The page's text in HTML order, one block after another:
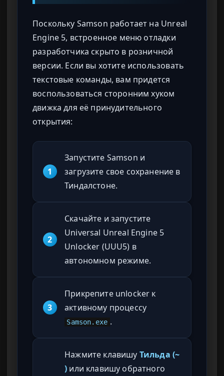
Поскольку Samson работает на Unreal
Engine 5, встроенное меню отладки
разработчика скрыто в розничной
версии. Если вы хотите использовать
текстовые команды, вам придется
воспользоваться сторонним хуком
движка для её принудительного
открытия:
1
Запустите Samson и
загрузите свое сохранение в
Тиндалстоне.
2
Скачайте и запустите
Universal Unreal Engine 5
Unlocker (UUU5) в
автономном режиме.
3
Прикрепите unlocker к
активному процессу
Samson.exe .
Нажмите клавишу Тильда (~
) или клавишу обратного